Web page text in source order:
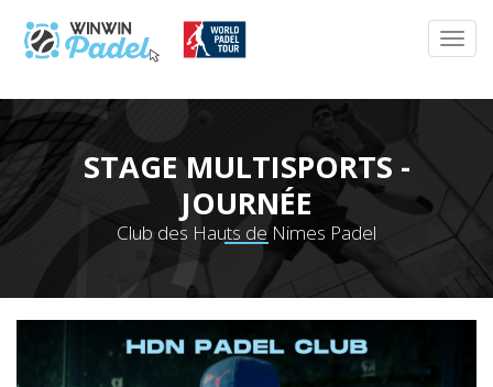
STAGE MULTISPORTS -
JOURNÉE
Club des Hauts de Nimes Padel